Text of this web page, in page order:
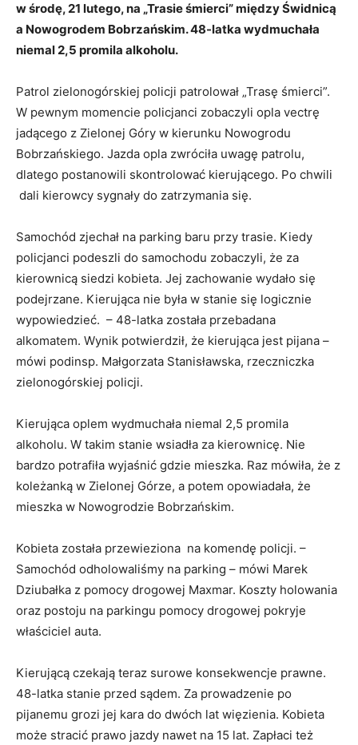
w środę, 21 lutego, na „Trasie śmierci” między Świdnicą
a Nowogrodem Bobrzańskim. 48-latka wydmuchała
niemal 2,5 promila alkoholu.
Patrol zielonogórskiej policji patrolował „Trasę śmierci”.
W pewnym momencie policjanci zobaczyli opla vectrę
jadącego z Zielonej Góry w kierunku Nowogrodu
Bobrzańskiego. Jazda opla zwróciła uwagę patrolu,
dlatego postanowili skontrolować kierującego. Po chwili
dali kierowcy sygnały do zatrzymania się.
Samochód zjechał na parking baru przy trasie. Kiedy
policjanci podeszli do samochodu zobaczyli, że za
kierownicą siedzi kobieta. Jej zachowanie wydało się
podejrzane. Kierująca nie była w stanie się logicznie
wypowiedzieć. – 48-latka została przebadana
alkomatem. Wynik potwierdził, że kierująca jest pijana –
mówi podinsp. Małgorzata Stanisławska, rzeczniczka
zielonogórskiej policji.
Kierująca oplem wydmuchała niemal 2,5 promila
alkoholu. W takim stanie wsiadła za kierownicę. Nie
bardzo potrafiła wyjaśnić gdzie mieszka. Raz mówiła, że z
koleżanką w Zielonej Górze, a potem opowiadała, że
mieszka w Nowogrodzie Bobrzańskim.
Kobieta została przewieziona na komendę policji. –
Samochód odholowaliśmy na parking – mówi Marek
Dziubałka z pomocy drogowej Maxmar. Koszty holowania
oraz postoju na parkingu pomocy drogowej pokryje
właściciel auta.
Kierującą czekają teraz surowe konsekwencje prawne.
48-latka stanie przed sądem. Za prowadzenie po
pijanemu grozi jej kara do dwóch lat więzienia. Kobieta
może stracić prawo jazdy nawet na 15 lat. Zapłaci też